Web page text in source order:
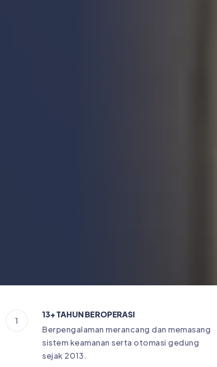
1
13+ TAHUN BEROPERASI
Berpengalaman merancang dan memasang
sistem keamanan serta otomasi gedung
sejak 2013.